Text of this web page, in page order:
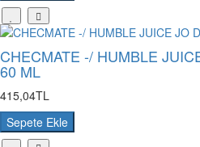
CHECMATE -/ HUMBLE
60 ML
415,04TL
Sepete Ekle